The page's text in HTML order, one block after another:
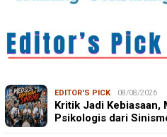
EDITOR'S PICK 08/08/2026
Kritik Jadi
Psikologis dari